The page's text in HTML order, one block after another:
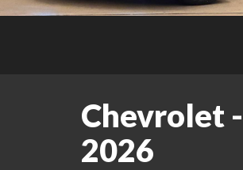
Chevrolet
2026